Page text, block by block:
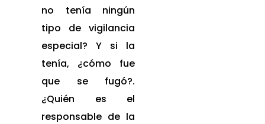
no tenía ningún
tipo de vigilancia
especial? Y si la
tenía, ¿cómo fue
que se fugó?.
¿Quién es el
responsable de la